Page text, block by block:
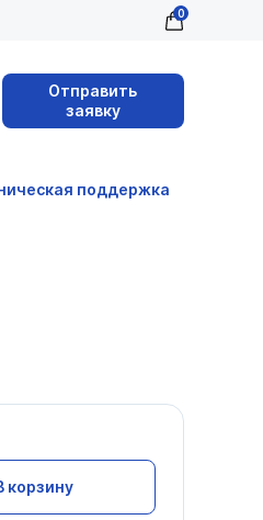
0
Отправить
заявку
поддержка
корзину